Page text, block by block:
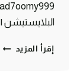
البلايستيشن | ps3 ID d7oomy999HD
إقرأ المزيد ماين